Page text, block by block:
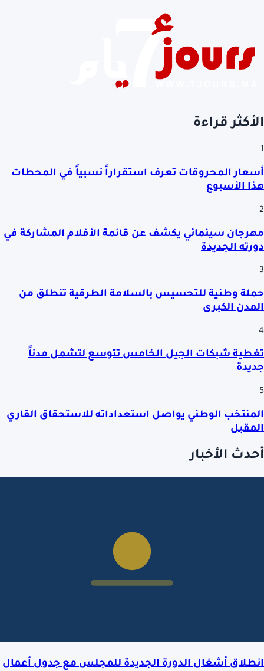
الأكثر قراءة
1
أسعار المحروقات تعرف استقراراً نسبياً في المحطات
هذا الأسبوع
2
مهرجان سينمائي يكشف عن قائمة الأفلام المشاركة في
دورته الجديدة
3
حملة وطنية للتحسيس بالسلامة الطرقية تنطلق من
المدن الكبرى
4
تغطية شبكات الجيل الخامس تتوسع لتشمل مدناً
جديدة
5
المنتخب الوطني يواصل استعداداته للاستحقاق القاري
المقبل
أحدث الأخبار
انطلاق أشغال الدورة الجديدة للمجلس مع جدول أعمال